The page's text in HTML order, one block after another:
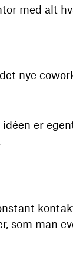
med alt
nye
er
som man